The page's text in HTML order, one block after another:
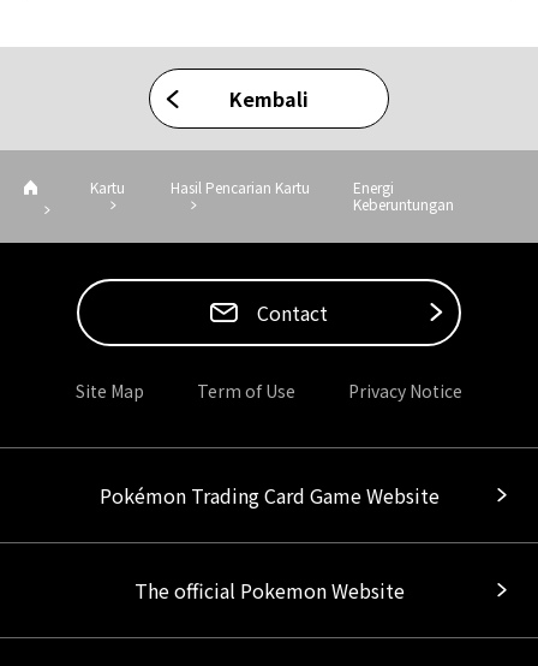
Kembali
Kartu Hasil Pencarian Kartu
Energi
Keberuntungan
Contact
Site Map Term of Use Privacy Notice
Pokémon Trading Card Game Website
The official Pokemon Website